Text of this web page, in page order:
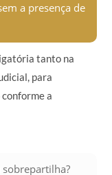
a presença de
tanto na
para
a